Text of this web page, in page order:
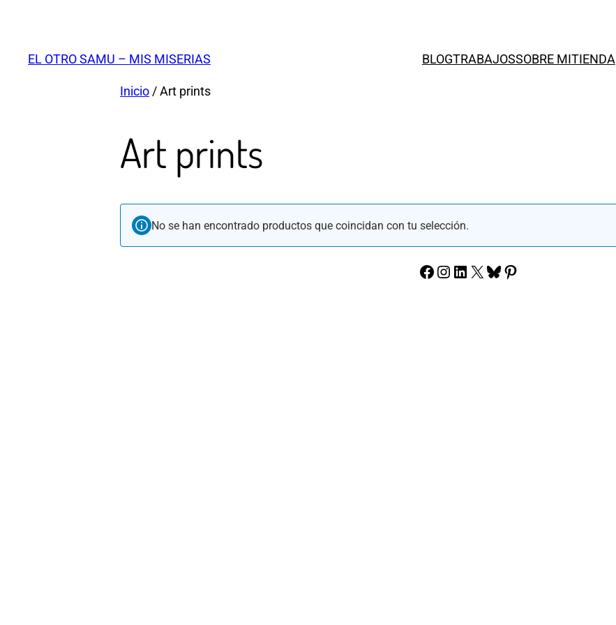
contenido
EL OTRO SAMU – MIS MISERIAS BLOGTRABAJOSSOBRE MITIENDA
Inicio/ Art prints
Art prints
No se han encontrado productos que coincidan con tu selección.
Facebook
Instagram
LinkedIn
X Bluesky
Pinterest